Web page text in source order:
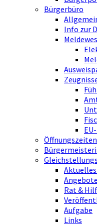
Bürgerbüro
Info zur
Öffnungszeiten
Angebote
Rat &
Aufgabe
Links